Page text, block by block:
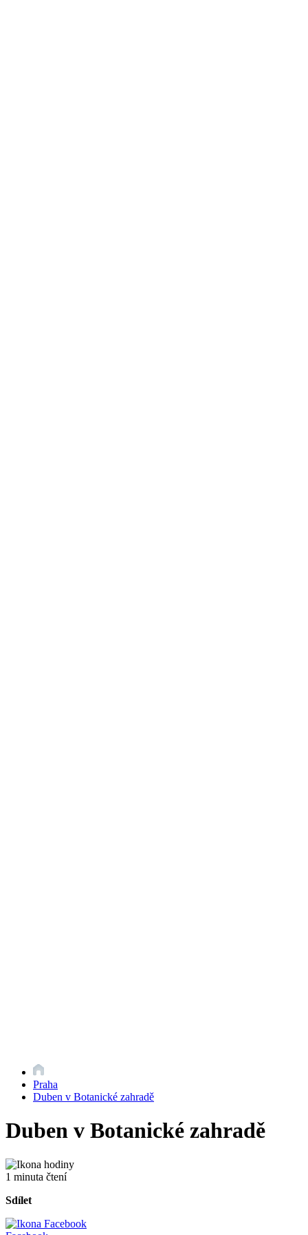
Praha
Duben v Botanické zahradě
Duben v Botanické zahradě
1 minuta čtení
Sdílet